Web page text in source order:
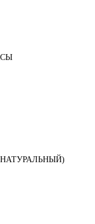
(НАТУРАЛЬНЫЙ)